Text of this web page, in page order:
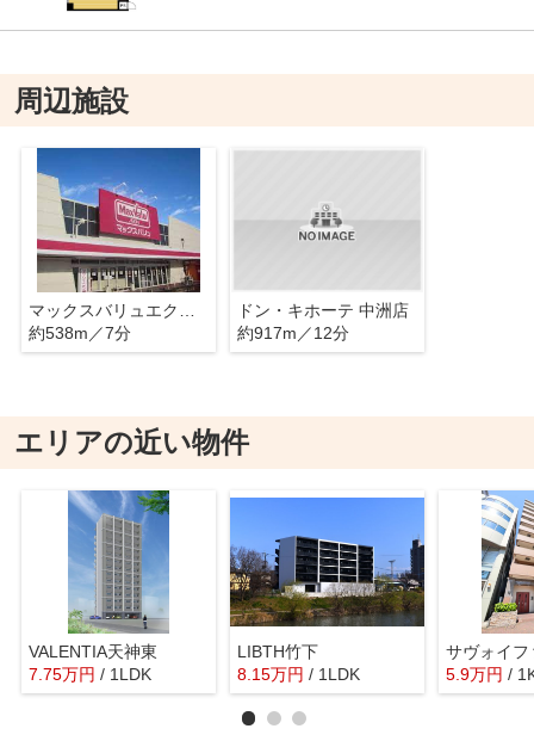
周辺施設
約538m／7分
ドン・キホーテ 中洲店
約917m／12分
エリアの近い物件
VALENTIA天神東
7.75万円 / 1LDK
LIBTH竹下
8.15万円 / 1LDK 5.9万円 /